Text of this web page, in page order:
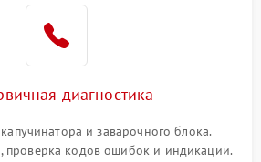
диагностика
и заварочного блока.
проверка кодов ошибок и индикации.